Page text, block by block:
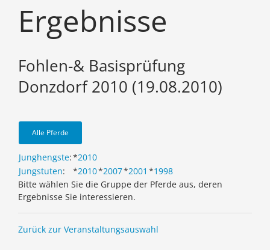
Ergebnisse
Fohlen-& Basisprüfung
Donzdorf 2010 (19.08.2010)
Alle Pferde
Junghengste:*2010
Jungstuten: *2010*2007*2001 *1998
Bitte wählen Sie die Gruppe der Pferde aus, deren
Ergebnisse Sie interessieren.
Zurück zur Veranstaltungsauswahl